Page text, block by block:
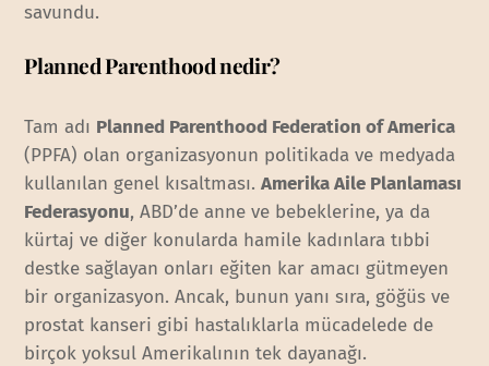
savundu.
Planned Parenthood nedir?
Tam adı Planned Parenthood Federation of America
(PPFA) olan organizasyonun politikada ve medyada
kullanılan genel kısaltması.Amerika Aile Planlaması
Federasyonu, ABD’de anne ve bebeklerine, ya da
kürtaj ve diğer konularda hamile kadınlara tıbbi
destke sağlayan onları eğiten kar amacı gütmeyen
bir organizasyon. Ancak, bunun yanı sıra, göğüs ve
prostat kanseri gibi hastalıklarla mücadelede de
birçok yoksul Amerikalının tek dayanağı.